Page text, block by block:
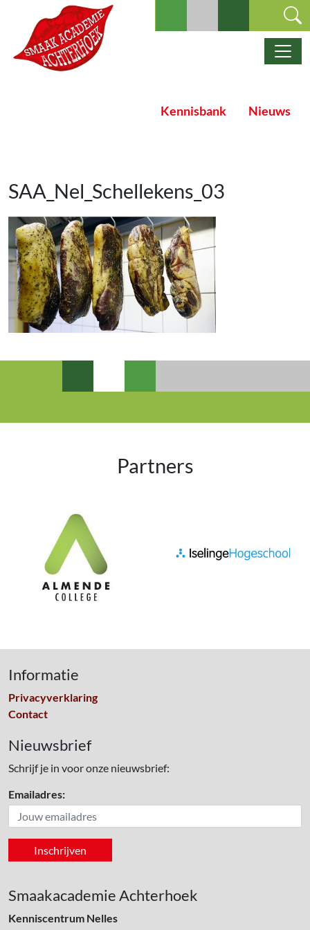
Ga naar de inhoud
Hoofdnavigatie
Kennisbank Nieuws
SAA_Nel_Schellekens_03
Partners
Informatie
Privacyverklaring
Contact
Nieuwsbrief
Schrijf je in voor onze nieuwsbrief:
Emailadres:
Smaakacademie Achterhoek
Kenniscentrum Nelles